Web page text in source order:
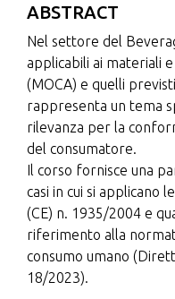
ABSTRACT
Nel settore del
applicabili ai materiali
(MOCA) e quelli
rappresenta un tema
rilevanza per la
del consumatore.
Il corso fornisce una
casi in cui si applicano
(CE) n. 1935/2004 e
riferimento alla
consumo umano
18/2023).